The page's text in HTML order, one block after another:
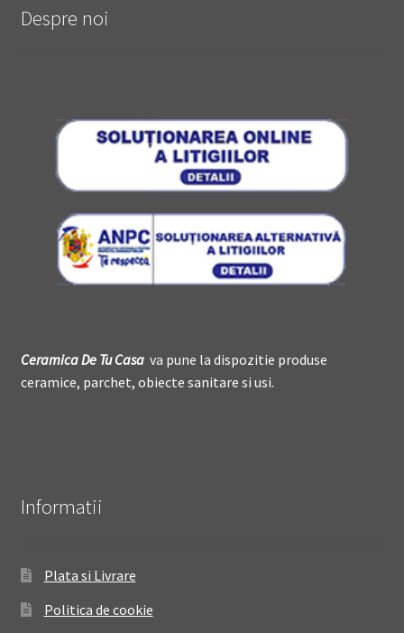
Despre noi
Ceramica DeTu Casava pune la dispozitie produse
ceramice, parchet, obiecte sanitare si usi.
Informatii
Plata si Livrare
Politica de cookie